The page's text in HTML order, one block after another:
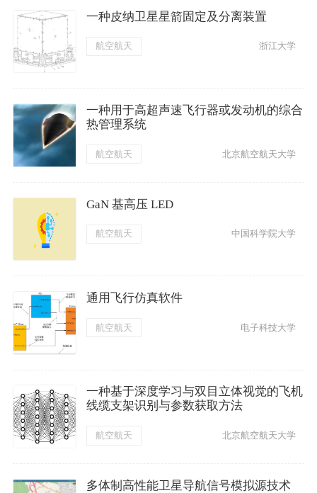
一种皮纳卫星星箭固定及分离装置
航空航天 浙江大学
一种用于高超声速飞行器或发动机的综合
热管理系统
航空航天 北京航空航天大学
GaN 基高压 LED
航空航天 中国科学院大学
通用飞行仿真软件
航空航天 电子科技大学
一种基于深度学习与双目立体视觉的飞机
线缆支架识别与参数获取方法
航空航天 北京航空航天大学
多体制高性能卫星导航信号模拟源技术